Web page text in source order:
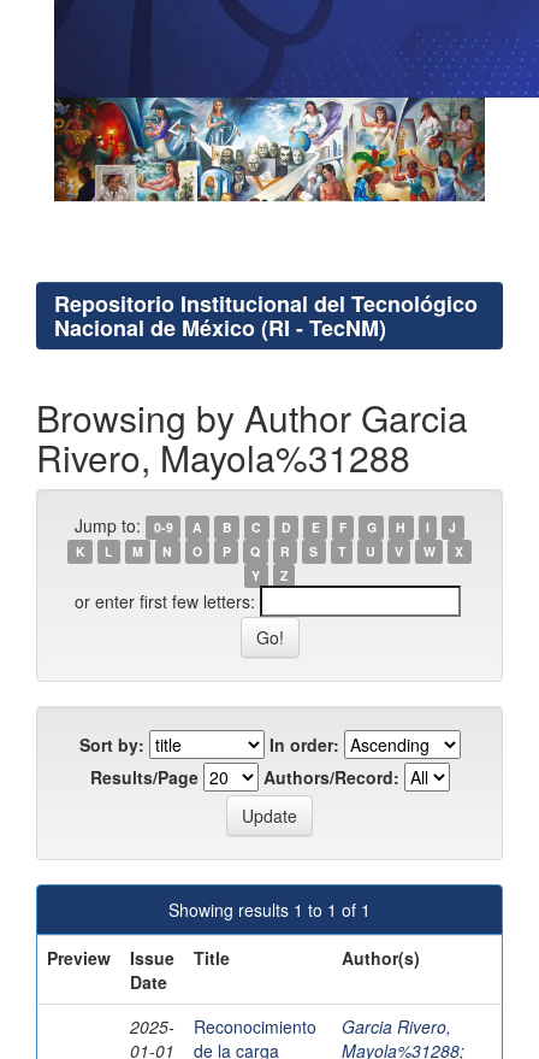
Repositorio Institucional del Tecnológico
Nacional de México (RI - TecNM)
Browsing by Author Garcia
Rivero, Mayola%31288
Jump to: 0-9 A B C D E F G H I
J
K
L M N O P Q R S T U V W
X
Y
Z
or enter first few letters:
Sort by:
In order:
Results/Page
Authors/Record:
Showing results 1 to 1 of 1
Preview
Issue
Date
Title Author(s)
2025-
01-01
Reconocimiento
de la carga
Garcia Rivero,
Mayola%31288;